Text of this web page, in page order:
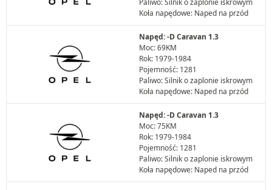
Paliwo: Silnik o zaplonie iskrowym
Koła napędowe: Naped na przód
Napęd: -D Caravan 1.3
Moc: 69KM
Rok: 1979-1984
Pojemność: 1281
Paliwo: Silnik o zaplonie iskrowym
Koła napędowe: Naped na przód
Napęd: -D Caravan 1.3
Moc: 75KM
Rok: 1979-1984
Pojemność: 1281
Paliwo: Silnik o zaplonie iskrowym
Koła napędowe: Naped na przód